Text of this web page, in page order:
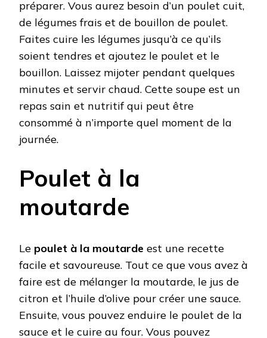
préparer. Vous aurez besoin d’un poulet cuit,
de légumes frais et de bouillon de poulet.
Faites cuire les légumes jusqu’à ce qu’ils
soient tendres et ajoutez le poulet et le
bouillon. Laissez mijoter pendant quelques
minutes et servir chaud. Cette soupe est un
repas sain et nutritif qui peut être
consommé à n’importe quel moment de la
journée.
Poulet à la
moutarde
Le poulet à la moutarde est une recette
facile et savoureuse. Tout ce que vous avez à
faire est de mélanger la moutarde, le jus de
citron et l’huile d’olive pour créer une sauce.
Ensuite, vous pouvez enduire le poulet de la
sauce et le cuire au four. Vous pouvez